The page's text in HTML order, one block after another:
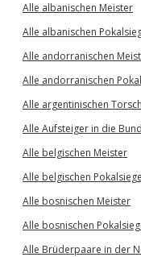
Alle albanischen Meister
Alle albanischen
Alle andorranischen
Alle andorranischen
Alle argentinischen
Alle Aufsteiger in die
Alle belgischen Meister
Alle belgischen
Alle bosnischen Meister
Alle bosnischen
Alle Brüderpaare in der